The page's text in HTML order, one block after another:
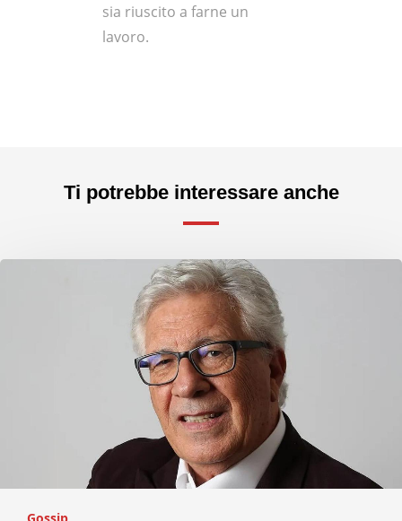
sia riuscito a farne un
lavoro.
Ti potrebbe interessare anche